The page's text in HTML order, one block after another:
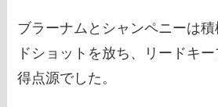
ブラーナムとシャンペニーは
ドショットを放ち、リードキ
得点源でした。